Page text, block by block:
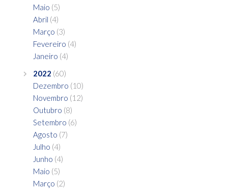
Maio (5)
Abril (4)
Março (3)
Fevereiro (4)
Janeiro (4)
2022 (60)
Dezembro (10)
Novembro (12)
Outubro (8)
Setembro (6)
Agosto (7)
Julho (4)
Junho (4)
Maio (5)
Março (2)